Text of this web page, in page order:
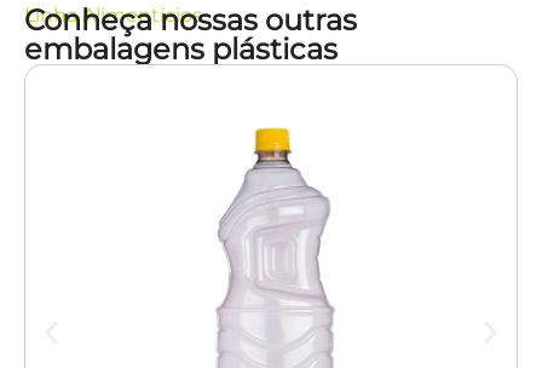
LinhaAlimentícios
Conheça nossas outras
embalagens plásticas